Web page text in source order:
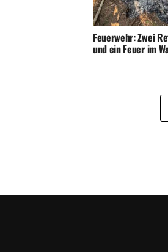
Feuerwehr: Zwei
und ein Feuer im